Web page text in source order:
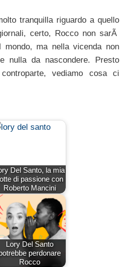
tranquilla riguardo a quello
certo, Rocco non sarÃ
mondo, ma nella vicenda non
nulla da nascondere. Presto
vediamo cosa ci
Del Santo, la mia
di passione con
Roberto Mancini
Lory Del Santo
perdonare
Rocco